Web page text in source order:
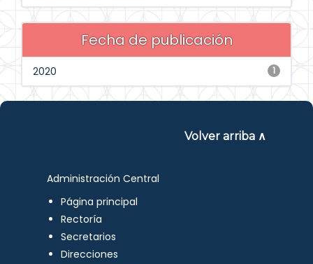
Fecha de publicación
1
2020
Volver arriba ∧
Administración Central
Página principal
Rectoría
Secretarios
Direcciones